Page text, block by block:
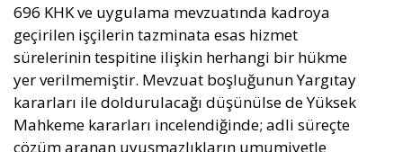
696 KHK ve uygulama mevzuatında kadroya
geçirilen işçilerin tazminata esas hizmet
sürelerinin tespitine ilişkin herhangi bir hükme
yer verilmemiştir. Mevzuat boşluğunun Yargıtay
kararları ile doldurulacağı düşünülse de Yüksek
Mahkeme kararları incelendiğinde; adli süreçte
çözüm aranan uyuşmazlıkların umumiyetle